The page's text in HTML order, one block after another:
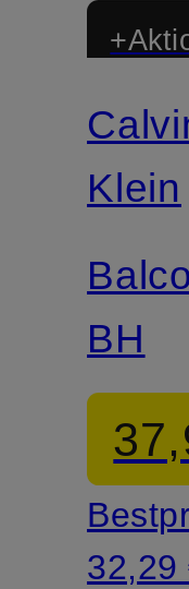
Mix &
Match
Klein
BH
32,29